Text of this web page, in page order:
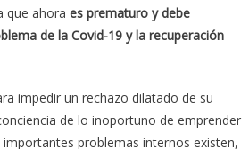
que ahora es prematuro y debe
de la Covid-19 y la recuperación
impedir un rechazo dilatado de su
de lo inoportuno de emprender
problemas internos existen,